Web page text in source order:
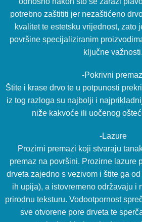
potrebno zaštititi jer nezaštićeno
kvalitet te estetsku vrijednost, zato
površine specijaliziranim
ključne važnosti.
-Pokrivni
Štite i krase drvo te u potpunosti
iz tog razloga su najbolji i
niže kakvoće ili uočenog
-Lazure
Prozirni premazi koji stvaraju
premaz na površini. Prozirne lazure
drveta zajedno s vezivom i štite ga
ih upija), a istovremeno održavaju i
prirodnu teksturu. Vodootpornost
sve otvorene pore drveta te